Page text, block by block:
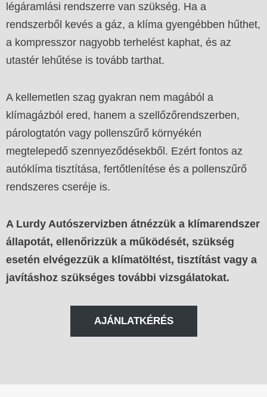
légáramlási rendszerre van szükség. Ha a
rendszerből kevés a gáz, a klíma gyengébben hűthet,
a kompresszor nagyobb terhelést kaphat, és az
utastér lehűtése is tovább tarthat.
A kellemetlen szag gyakran nem magából a
klímagázból ered, hanem a szellőzőrendszerben,
párologtatón vagy pollenszűrő környékén
megtelepedő szennyeződésekből. Ezért fontos az
autóklíma tisztítása, fertőtlenítése és a pollenszűrő
rendszeres cseréje is.
A Lurdy Autószervizben átnézzük a klímarendszer
állapotát, ellenőrizzük a működését, szükség
esetén elvégezzük a klímatöltést, tisztítást vagy a
javításhoz szükséges további vizsgálatokat.
AJÁNLATKÉRÉS